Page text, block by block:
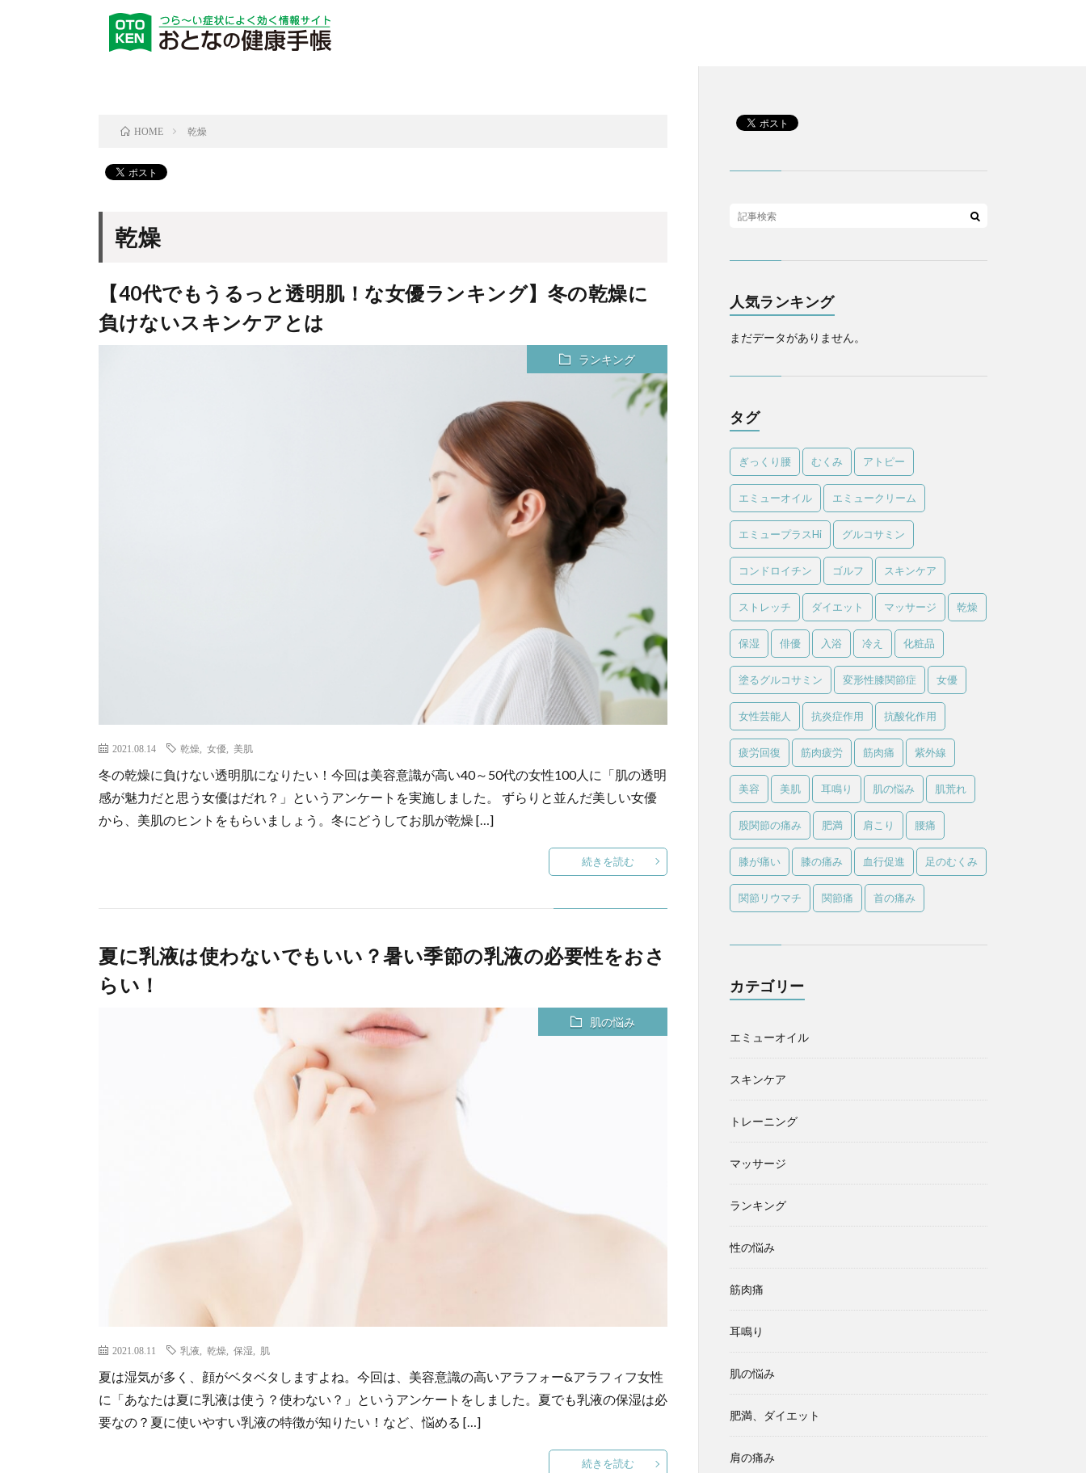
HOME 乾燥
乾燥
【40代でもうるっと透明肌！な女優ランキング】冬の乾燥に
負けないスキンケアとは
ランキング
2021.08.14 乾燥 女優 美肌
冬の乾燥に負けない透明肌になりたい！今回は美容意識が高い40～50代の女性100人に「肌の透明
感が魅力だと思う女優はだれ？」というアンケートを実施しました。 ずらりと並んだ美しい女優
から、美肌のヒントをもらいましょう。冬にどうしてお肌が乾燥 […]
続きを読む
夏に乳液は使わないでもいい？暑い季節の乳液の必要性をおさ
らい！
肌の悩み
2021.08.11 乳液 乾燥 保湿 肌
夏は湿気が多く、顔がベタベタしますよね。今回は、美容意識の高いアラフォー&アラフィフ女性
に「あなたは夏に乳液は使う？使わない？」というアンケートをしました。夏でも乳液の保湿は必
要なの？夏に使いやすい乳液の特徴が知りたい！など、悩める […]
続きを読む
人気ランキング
まだデータがありません。
タグ
ぎっくり腰 むくみ アトピー
エミューオイル エミュークリーム
エミュープラスHi グルコサミン
コンドロイチン ゴルフ スキンケア
ストレッチ ダイエット マッサージ 乾燥
保湿 俳優 入浴 冷え 化粧品
塗るグルコサミン 変形性膝関節症 女優
女性芸能人 抗炎症作用 抗酸化作用
疲労回復 筋肉疲労 筋肉痛 紫外線
美容 美肌 耳鳴り 肌の悩み 肌荒れ
股関節の痛み 肥満 肩こり 腰痛
膝が痛い 膝の痛み 血行促進 足のむくみ
関節リウマチ 関節痛 首の痛み
カテゴリー
エミューオイル
スキンケア
トレーニング
マッサージ
ランキング
性の悩み
筋肉痛
耳鳴り
肌の悩み
肥満、ダイエット
肩の痛み